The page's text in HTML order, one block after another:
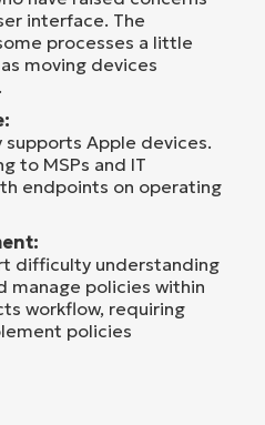
interface. The
processes a little
moving devices
Apple devices.
to MSPs and IT
endpoints on operating
difficulty understanding
manage policies within
workflow, requiring
policies